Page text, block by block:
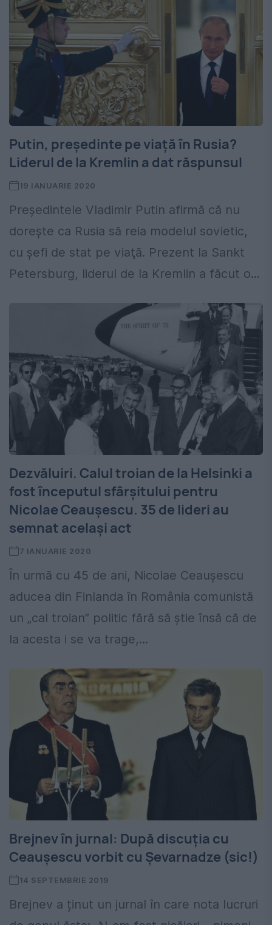
Putin, președinte pe viață în Rusia?
Liderul de la Kremlin a dat răspunsul
19 IANUARIE 2020
Preşedintele Vladimir Putin afirmă că nu
doreşte ca Rusia să reia modelul sovietic,
cu șefi de stat pe viaţă. Prezent la Sankt
Petersburg, liderul de la Kremlin a făcut o...
Dezvăluiri. Calul troian de la Helsinki a
fost începutul sfârșitului pentru
Nicolae Ceaușescu. 35 de lideri au
semnat același act
7 IANUARIE 2020
În urmă cu 45 de ani, Nicolae Ceaușescu
aducea din Finlanda în România comunistă
un „cal troian” politic fără să știe însă că de
la acesta i se va trage,...
Brejnev în jurnal: După discuția cu
Ceaușescu vorbit cu Șevarnadze (sic!)
14 SEPTEMBRIE 2019
Brejnev a ținut un jurnal în care nota lucruri